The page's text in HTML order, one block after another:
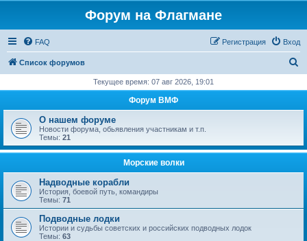
Форум на Флагмане
FAQ Вход
Регистрация
Список форумов
с
Текущее время: 07 авг 2026, 19:01
Форум ВМФ
О нашем форуме
Новости форума, обьявления участникам и т.п.
Темы: 21
Морские волки
Надводные корабли
История, боевой путь, командиры
Темы: 71
Подводные лодки
Истории и судьбы советских и российских подводных лодок
Темы: 63